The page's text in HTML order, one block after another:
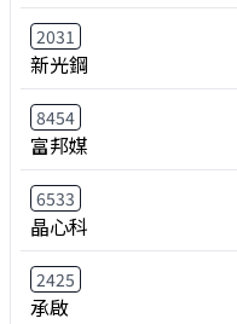
2031
新光鋼
8454
富邦媒
6533
晶心科
2425
承啟